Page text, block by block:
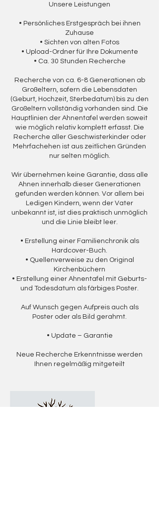
Unsere Leistungen
• Persönliches Erstgespräch bei ihnen
Zuhause
• Sichten von alten Fotos
• Upload-Ordner für Ihre Dokumente
• Ca. 30 Stunden Recherche
Recherche von ca. 6-8 Generationen ab
Großeltern, sofern die Lebensdaten
(Geburt, Hochzeit, Sterbedatum) bis zu den
Großeltern vollständig vorhanden sind. Die
Hauptlinien der Ahnentafel werden soweit
wie möglich relativ komplett erfasst. Die
Recherche aller Geschwisterkinder oder
Mehrfachehen ist aus zeitlichen Gründen
nur selten möglich.
Wir übernehmen keine Garantie, dass alle
Ahnen innerhalb dieser Generationen
gefunden werden können. Vor allem bei
Ledigen Kindern, wenn der Vater
unbekannt ist, ist dies praktisch unmöglich
und die Linie bleibt leer.
• Erstellung einer Familienchronik als
Hardcover-Buch.
• Quellenverweise zu den Original
Kirchenbüchern
• Erstellung einer Ahnentafel mit Geburts-
und Todesdatum als färbiges Poster.
Auf Wunsch gegen Aufpreis auch als
Poster oder als Bild gerahmt.
• Update – Garantie
Neue Recherche Erkenntnisse werden
Ihnen regelmäßig mitgeteilt